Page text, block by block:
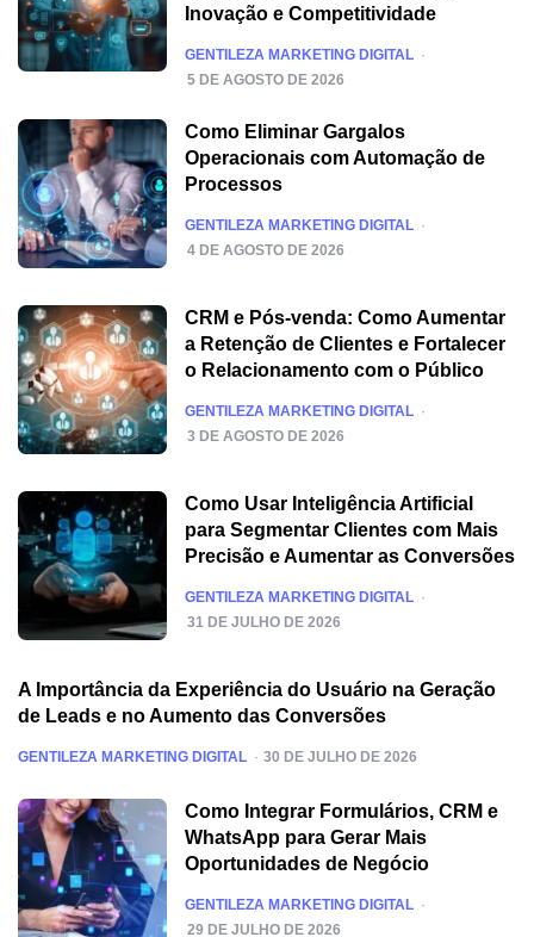
Inovação e Competitividade
POSTED
GENTILEZA MARKETING DIGITAL
5 DE AGOSTO DE 2026
Como Eliminar Gargalos
Operacionais com Automação de
Processos
POSTED
GENTILEZA MARKETING DIGITAL
4 DE AGOSTO DE 2026
CRM e Pós-venda: Como Aumentar
a Retenção de Clientes e Fortalecer
o Relacionamento com o Público
POSTED
GENTILEZA MARKETING DIGITAL
3 DE AGOSTO DE 2026
Como Usar Inteligência Artificial
para Segmentar Clientes com Mais
Precisão e Aumentar as Conversões
POSTED
GENTILEZA MARKETING DIGITAL
31 DE JULHO DE 2026
A Importância da Experiência do Usuário na Geração
de Leads e no Aumento das Conversões
POSTED
GENTILEZA MARKETING DIGITAL 30 DE JULHO DE 2026
Como Integrar Formulários, CRM e
WhatsApp para Gerar Mais
Oportunidades de Negócio
POSTED
GENTILEZA MARKETING DIGITAL
29 DE JULHO DE 2026